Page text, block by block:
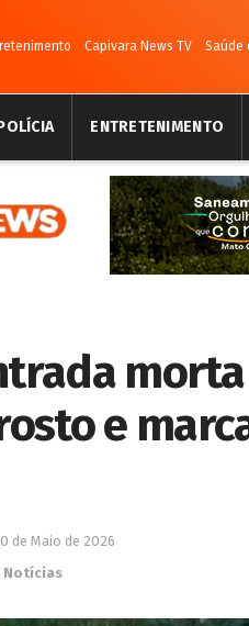
Capivara News TV Saúde
ENTRETENIMENTO
e
de Maio de 2026
Notícias